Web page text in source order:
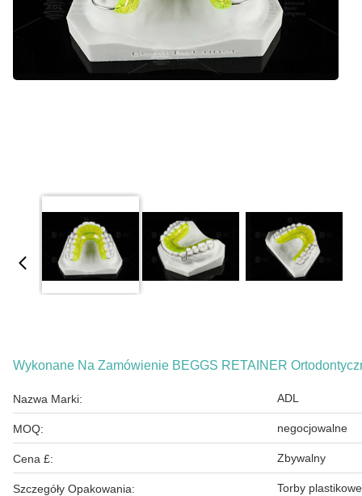
Wykonane Na Zamówienie BEGGS RETAINER
Nazwa Marki: ADL
MOQ: negocjowalne
Cena £: Zbywalny
Szczegóły Opakowania: Torby